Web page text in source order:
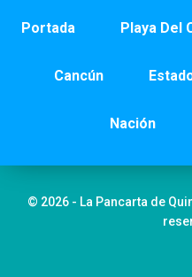
Portada Playa Del
Cancún
Nación
© 2026 - La Pancarta de